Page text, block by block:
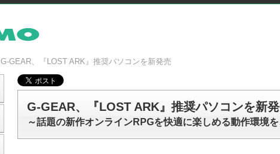
G-GEAR、『LOST ARK』推奨パソコンを新発売
G-GEAR、『LOST ARK』推奨パソコンを新
～話題の新作オンラインRPGを快適に楽しめる動作環境